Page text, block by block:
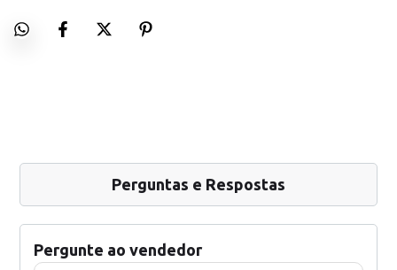
Perguntas e Respostas
Pergunte ao vendedor